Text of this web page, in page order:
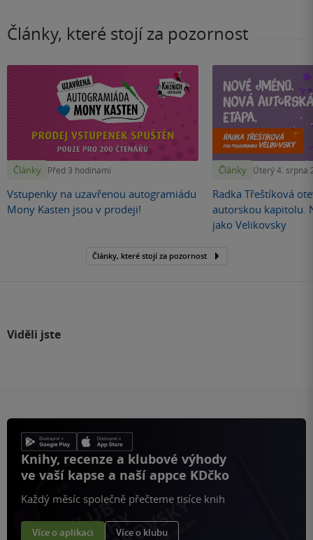
Články, které stojí za pozornost
Články Před 3 hodinami
Vstupenky na uzavřenou autogramiádu
Mony Kasten jsou v prodeji!
Články Úterý 4. srpna
Radka Třeštíková
autorskou kapitolu.
jako Velikovsky
Články, které stojí za pozornost
Viděli jste
Knihy, recenze a klubové výhody
ve vaší kapse a naší appce KDčko
Každý měsíc společně přečteme tisíce knih
Více o aplikaci Více o klubu